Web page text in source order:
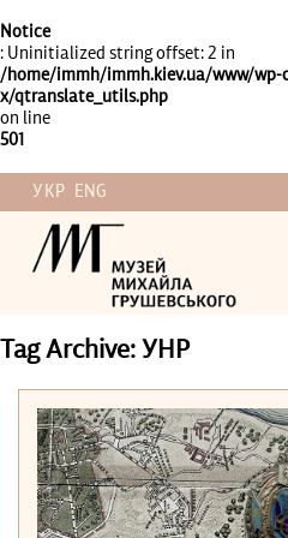
Notice
: Uninitialized string offset: 2 in
/home/immh/immh.kiev.ua/www/
x/qtranslate_utils.php
on line
501
УКР ENG
Tag Archive: УНР